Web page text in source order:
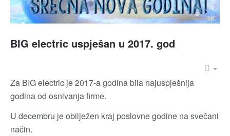
BIG electric uspješan u 2017. god
Za BIG electric je 2017-a godina bila najuspješnija
godina od osnivanja firme.
U decembru je obilježen kraj poslovne godine na svečani
način.